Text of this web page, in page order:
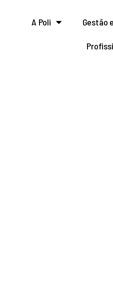
A Poli Gestão